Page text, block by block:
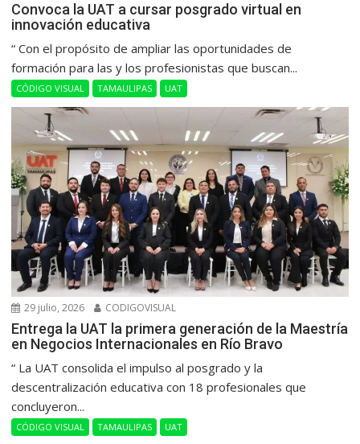
Convoca la UAT a cursar posgrado virtual en
innovación educativa
“ Con el propósito de ampliar las oportunidades de
formación para las y los profesionistas que buscan...
CÓDIGO VISUAL TAMAULIPAS UAT
29 julio, 2026 CODIGOVISUAL
Entrega la UAT la primera generación de la Maestría
en Negocios Internacionales en Río Bravo
“ La UAT consolida el impulso al posgrado y la
descentralización educativa con 18 profesionales que
concluyeron...
CÓDIGO VISUAL TAMAULIPAS UAT